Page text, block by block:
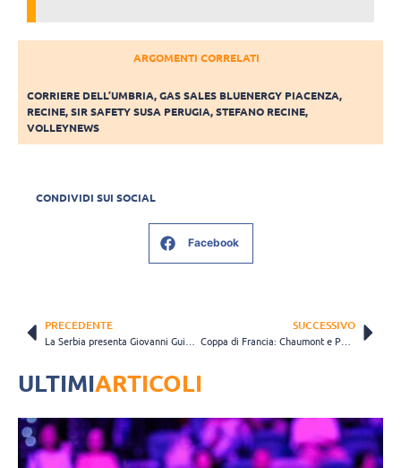
ARGOMENTI CORRELATI
CORRIERE DELL’UMBRIA,GAS SALES BLUENERGY PIACENZA,
RECINE,SIR SAFETY SUSA PERUGIA,STEFANO RECINE,
VOLLEYNEWS
CONDIVIDI SUI SOCIAL
Facebook
PRECEDENTE SUCCESSIVO
Coppa di Francia: Chaumont e Paris eliminate negli ottavi
ULTIMIARTICOLI